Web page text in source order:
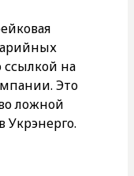
ссылкой на
Это
ложной